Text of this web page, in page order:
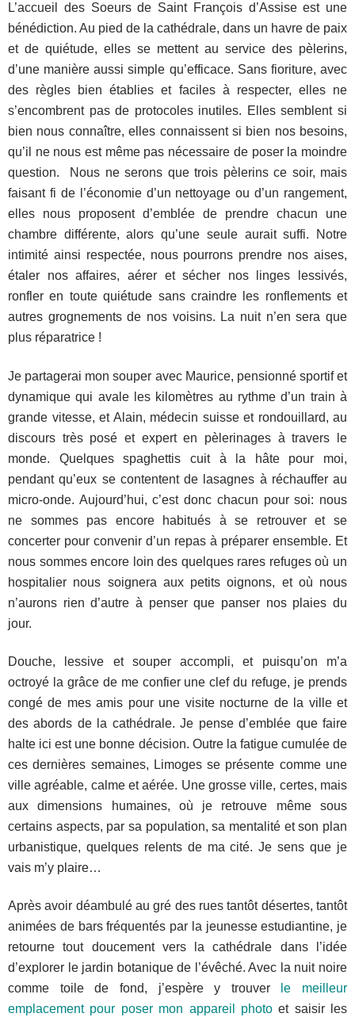
L’accueil des Soeurs de Saint François d’Assise est une
bénédiction. Au pied de la cathédrale, dans un havre de paix
et de quiétude, elles se mettent au service des pèlerins,
d’une manière aussi simple qu’efficace. Sans fioriture, avec
des règles bien établies et faciles à respecter, elles ne
s’encombrent pas de protocoles inutiles. Elles semblent si
bien nous connaître, elles connaissent si bien nos besoins,
qu’il ne nous est même pas nécessaire de poser la moindre
question. Nous ne serons que trois pèlerins ce soir, mais
faisant fi de l’économie d’un nettoyage ou d’un rangement,
elles nous proposent d’emblée de prendre chacun une
chambre différente, alors qu’une seule aurait suffi. Notre
intimité ainsi respectée, nous pourrons prendre nos aises,
étaler nos affaires, aérer et sécher nos linges lessivés,
ronfler en toute quiétude sans craindre les ronflements et
autres grognements de nos voisins. La nuit n’en sera que
plus réparatrice !
Je partagerai mon souper avec Maurice, pensionné sportif et
dynamique qui avale les kilomètres au rythme d’un train à
grande vitesse, et Alain, médecin suisse et rondouillard, au
discours très posé et expert en pèlerinages à travers le
monde. Quelques spaghettis cuit à la hâte pour moi,
pendant qu’eux se contentent de lasagnes à réchauffer au
micro-onde. Aujourd’hui, c’est donc chacun pour soi: nous
ne sommes pas encore habitués à se retrouver et se
concerter pour convenir d’un repas à préparer ensemble. Et
nous sommes encore loin des quelques rares refuges où un
hospitalier nous soignera aux petits oignons, et où nous
n’aurons rien d’autre à penser que panser nos plaies du
jour.
Douche, lessive et souper accompli, et puisqu’on m’a
octroyé la grâce de me confier une clef du refuge, je prends
congé de mes amis pour une visite nocturne de la ville et
des abords de la cathédrale. Je pense d’emblée que faire
halte ici est une bonne décision. Outre la fatigue cumulée de
ces dernières semaines, Limoges se présente comme une
ville agréable, calme et aérée. Une grosse ville, certes, mais
aux dimensions humaines, où je retrouve même sous
certains aspects, par sa population, sa mentalité et son plan
urbanistique, quelques relents de ma cité. Je sens que je
vais m’y plaire…
Après avoir déambulé au gré des rues tantôt désertes, tantôt
animées de bars fréquentés par la jeunesse estudiantine, je
retourne tout doucement vers la cathédrale dans l’idée
d’explorer le jardin botanique de l’évêché. Avec la nuit noire
comme toile de fond, j’espère y trouver
le meilleur
emplacement pour poser mon appareil photoet saisir les